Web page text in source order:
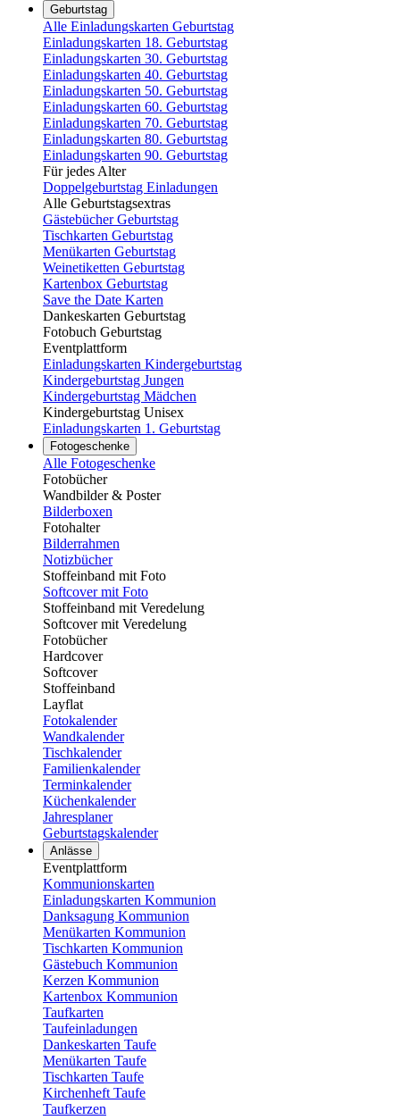
Geburtstag
Alle Einladungskarten Geburtstag
Einladungskarten 18. Geburtstag
Einladungskarten 30. Geburtstag
Einladungskarten 40. Geburtstag
Einladungskarten 50. Geburtstag
Einladungskarten 60. Geburtstag
Einladungskarten 70. Geburtstag
Einladungskarten 80. Geburtstag
Einladungskarten 90. Geburtstag
Für jedes Alter
Doppelgeburtstag Einladungen
Alle Geburtstagsextras
Gästebücher Geburtstag
Tischkarten Geburtstag
Menükarten Geburtstag
Weinetiketten Geburtstag
Kartenbox Geburtstag
Save the Date Karten
Dankeskarten Geburtstag
Fotobuch Geburtstag
Eventplattform
Einladungskarten Kindergeburtstag
Kindergeburtstag Jungen
Kindergeburtstag Mädchen
Kindergeburtstag Unisex
Einladungskarten 1. Geburtstag
Fotogeschenke
Alle Fotogeschenke
Fotobücher
Wandbilder & Poster
Bilderboxen
Fotohalter
Bilderrahmen
Notizbücher
Stoffeinband mit Foto
Softcover mit Foto
Stoffeinband mit Veredelung
Softcover mit Veredelung
Fotobücher
Hardcover
Softcover
Stoffeinband
Layflat
Fotokalender
Wandkalender
Tischkalender
Familienkalender
Terminkalender
Küchenkalender
Jahresplaner
Geburtstagskalender
Anlässe
Eventplattform
Kommunionskarten
Einladungskarten Kommunion
Danksagung Kommunion
Menükarten Kommunion
Tischkarten Kommunion
Gästebuch Kommunion
Kerzen Kommunion
Kartenbox Kommunion
Taufkarten
Taufeinladungen
Dankeskarten Taufe
Menükarten Taufe
Tischkarten Taufe
Kirchenheft Taufe
Taufkerzen